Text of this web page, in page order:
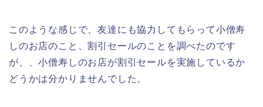
このような感じで、友達にも協力してもらって小僧寿
しのお店のこと、割引セールのことを調べたのです
が、、小僧寿しのお店が割引セールを実施しているか
どうかは分かりませんでした。